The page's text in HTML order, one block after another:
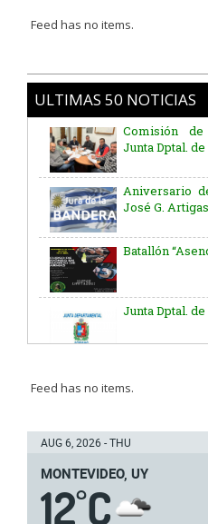
Feed has no items.
ULTIMAS 50 NOTICIAS
Comisión de
Junta Dptal.
Aniversario
José G. Artigas
Batallón
Junta Dptal.
nacionales de
Delegación de
Plan de
Feed has no items.
AUG 6, 2026 - THU
MONTEVIDEO, UY
12°C